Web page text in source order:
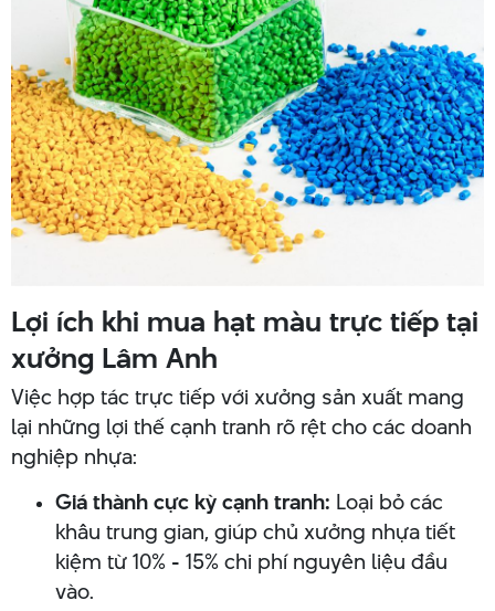
Lợi ích khi mua hạt màu trực tiếp tại
xưởng Lâm Anh
Việc hợp tác trực tiếp với xưởng sản xuất mang
lại những lợi thế cạnh tranh rõ rệt cho các doanh
nghiệp nhựa:
Giá thành cực kỳ cạnh tranh: Loại bỏ các
khâu trung gian, giúp chủ xưởng nhựa tiết
kiệm từ 10% - 15% chi phí nguyên liệu đầu
vào.